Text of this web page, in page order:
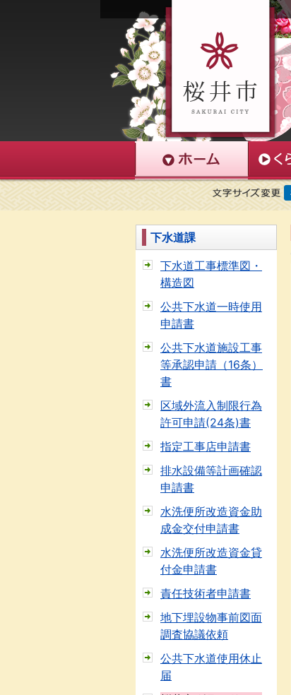
下水道課
下水道工事標準図・
構造図
公共下水道一時使用
申請書
公共下水道施設工事
等承認申請（16条）
書
区域外流入制限行為
許可申請(24条)書
指定工事店申請書
排水設備等計画確認
申請書
水洗便所改造資金助
成金交付申請書
水洗便所改造資金貸
付金申請書
責任技術者申請書
地下埋設物事前図面
調査協議依頼
公共下水道使用休止
届